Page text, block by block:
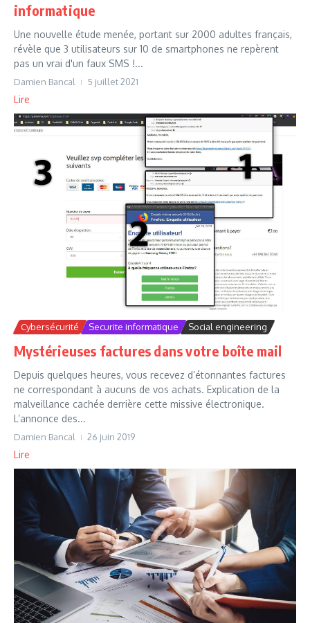
informatique
Une nouvelle étude menée, portant sur 2000 adultes français,
révèle que 3 utilisateurs sur 10 de smartphones ne repèrent
pas un vrai d'un faux SMS !...
Damien Bancal 5 juillet 2021
Lire
Cybersécurité Securite informatique Social engineering
Mystérieuses factures dans votre boîte mail
Depuis quelques heures, vous recevez d’étonnantes factures
ne correspondant à aucuns de vos achats. Explication de la
malveillance cachée derrière cette missive électronique.
L’annonce des...
Damien Bancal 26 juin 2019
Lire